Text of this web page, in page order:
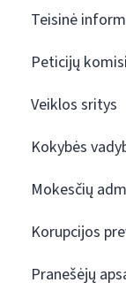
Teisinė
Peticijų
Veiklos sritys
Kokybės
Mokesčių
Korupcijos
Pranešėjų